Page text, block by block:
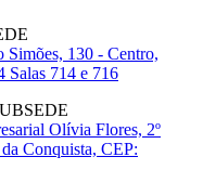
130 - Centro,
Salas 714 e 716
Olívia Flores, 2º
Conquista, CEP: